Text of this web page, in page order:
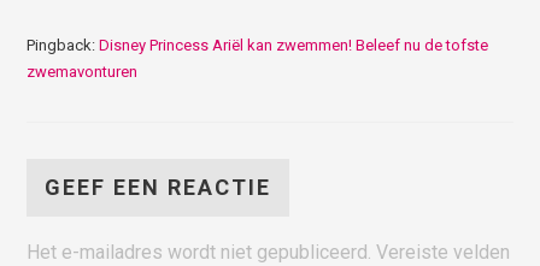
Pingback:Disney Princess Ariël kan zwemmen! Beleef nu de tofste
zwemavonturen
GEEF EEN REACTIE
Het e-mailadres wordt niet gepubliceerd. Vereiste velden